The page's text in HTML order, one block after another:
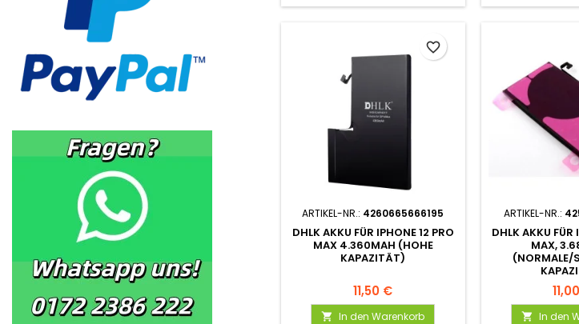
ARTIKEL-NR.: 4260665666195
DHLK AKKU FÜR IPHONE 12 PRO
MAX 4.360MAH (HOHE
KAPAZITÄT)
11,50 €
 In den Warenkorb
favorite_border
ARTIKEL-NR.:
DHLK AKKU FÜR
MAX,
(NORMALE/
 In den